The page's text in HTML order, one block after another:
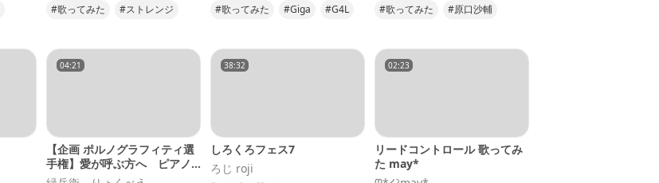
#歌ってみた
#ストレンジ
#うるさいな
#歌ってみた
#Giga
#G4L
#歌ってみた
#原口沙輔
#第4弾
04:21
【企画 ポルノグラフィティ選
手権】愛が呼ぶ方へ ピアノ
はぽむちゃん
38:32
しろくろフェス7
ろじ roji
02:23
リードコントロール 歌ってみ
た may*